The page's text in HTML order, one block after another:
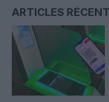
ARTICLES